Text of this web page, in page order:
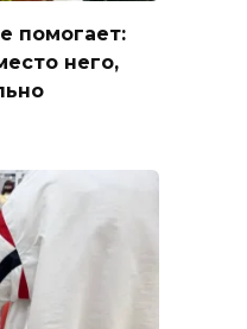
помогает:
него,